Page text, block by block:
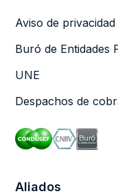
Aviso de privacidad
Buró de Entidades
UNE
Despachos de
Aliados